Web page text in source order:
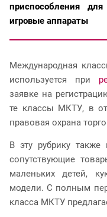
приспособления
игровые аппараты
Международная
используется при
заявке на
те классы МКТУ, в
правовая охрана
В эту рубрику
сопутствующие
маленьких детей,
модели. С полным
класса МКТУ